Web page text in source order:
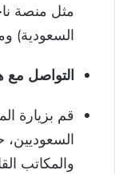
مثل منصة
السعودية)
التواصل مع
قم بزيارة
والمكاتب